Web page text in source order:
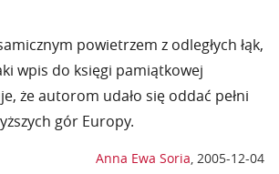
powietrzem z odległych łąk,
wpis do księgi pamiątkowej
że autorom udało się oddać pełni
gór Europy.
Anna Ewa Soria, 2005-12-04